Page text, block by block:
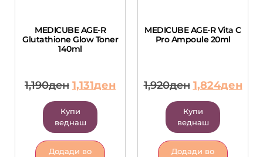
MEDICUBE AGE-R
Glutathione Glow Toner
140ml
1,190ден 1,131ден
Купи
веднаш
Додади во
MEDICUBE AGE-R Vita C
Pro Ampoule 20ml
1,920ден 1,824ден
Купи
веднаш
Додади во